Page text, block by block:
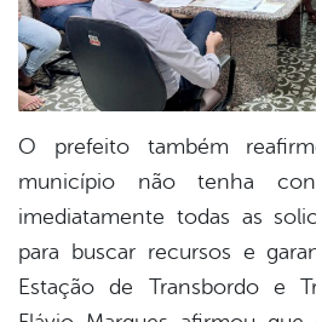
O prefeito também
município não tenha
imediatamente todas as
para buscar recursos e
Estação de Transbordo e